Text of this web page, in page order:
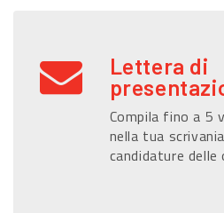
Lettera di
Compila fino a 5
nella tua
candidature